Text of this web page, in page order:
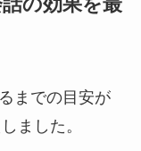
の効果を最
までの目安が
ました。